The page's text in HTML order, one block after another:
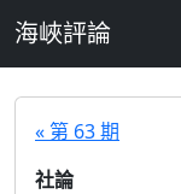
海峽評論
« 第 63 期
社論